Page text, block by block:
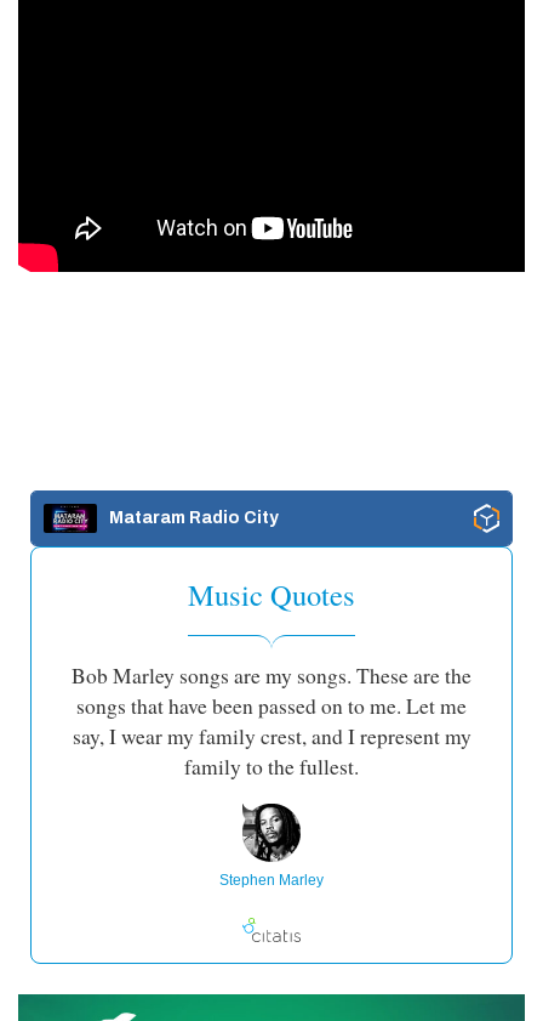
Mataram Radio City
Music Quotes
Bob Marley songs are my songs. These are the
songs that have been passed on to me. Let me
say, I wear my family crest, and I represent my
family to the fullest.
Stephen Marley